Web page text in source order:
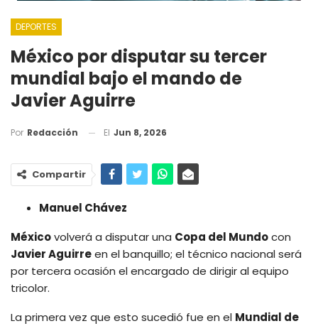
DEPORTES
México por disputar su tercer
mundial bajo el mando de
Javier Aguirre
Por Redacción El Jun 8, 2026
Compartir
Manuel Chávez
Méxicovolverá a disputar una Copa del Mundocon
Javier Aguirreen el banquillo; el técnico nacional será
por tercera ocasión el encargado de dirigir al equipo
tricolor.
La primera vez que esto sucedió fue en el Mundial de